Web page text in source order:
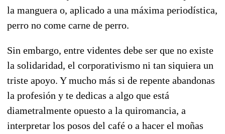
la manguera o, aplicado a una máxima periodística,
perro no come carne de perro.
Sin embargo, entre videntes debe ser que no existe
la solidaridad, el corporativismo ni tan siquiera un
triste apoyo. Y mucho más si de repente abandonas
la profesión y te dedicas a algo que está
diametralmente opuesto a la quiromancia, a
interpretar los posos del café o a hacer el moñas